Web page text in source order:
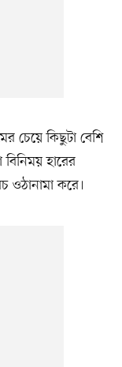
চেয়ে কিছুটা বেশি
বিনিময় হারের
ওঠানামা করে।